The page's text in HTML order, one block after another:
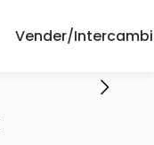
Vender/